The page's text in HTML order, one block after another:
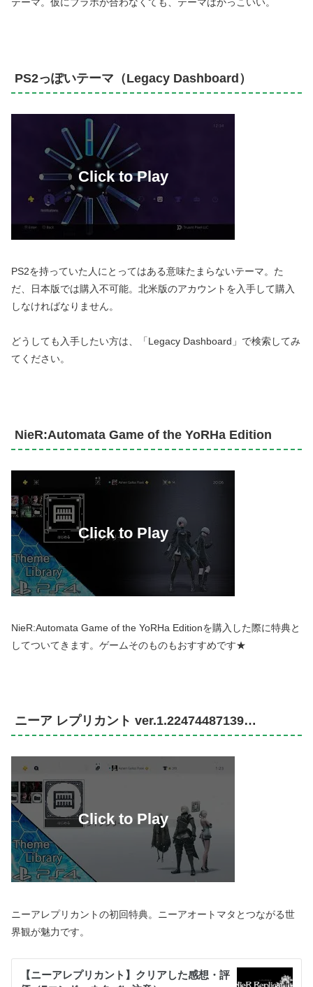
テーマ。仮にブラボが合わなくても、テーマはかっこいい。
PS2っぽいテーマ（Legacy Dashboard）
PS2を持っていた人にとってはある意味たまらないテーマ。た
だ、日本版では購入不可能。北米版のアカウントを入手して購入
しなければなりません。
どうしても入手したい方は、「Legacy Dashboard」で検索してみ
てください。
NieR:Automata Game of the YoRHa Edition
NieR:Automata Game of the YoRHa Editionを購入した際に特典と
してついてきます。ゲームそのものもおすすめです★
ニーア レプリカント ver.1.22474487139…
ニーアレプリカントの初回特典。ニーアオートマタとつながる世
界観が魅力です。